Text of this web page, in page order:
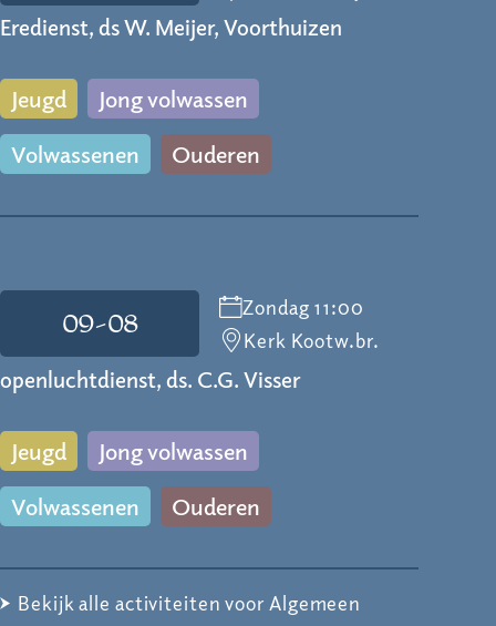
Eredienst, ds W. Meijer, Voorthuizen
Jeugd
Jong volwassen
Volwassenen
Ouderen
09-08
Zondag 11:00
Kerk Kootw.br.
openluchtdienst, ds. C.G. Visser
Jeugd
Jong volwassen
Volwassenen
Ouderen
Bekijk alle activiteiten voor Algemeen